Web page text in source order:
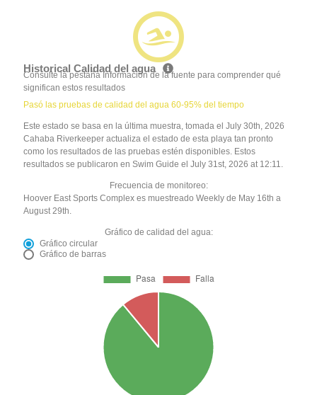
Historical Calidad del agua
Consulte la pestaña Información de la fuente para comprender qué
significan estos resultados
Pasó las pruebas de calidad del agua 60-95% del tiempo
Este estado se basa en la última muestra, tomada el July 30th, 2026
Cahaba Riverkeeper actualiza el estado de esta playa tan pronto
como los resultados de las pruebas estén disponibles. Estos
resultados se publicaron en Swim Guide el July 31st, 2026 at 12:11.
Frecuencia de monitoreo:
Hoover East Sports Complex es muestreado Weekly de May 16th a
August 29th.
Gráfico de calidad del agua:
Gráfico circular
Gráfico de barras